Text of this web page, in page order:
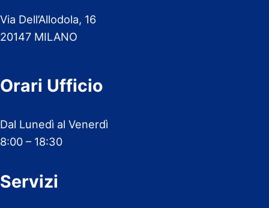
Via Dell’Allodola, 16
20147 MILANO
Orari Ufficio
Dal Lunedì al Venerdì
8:00 – 18:30
Servizi